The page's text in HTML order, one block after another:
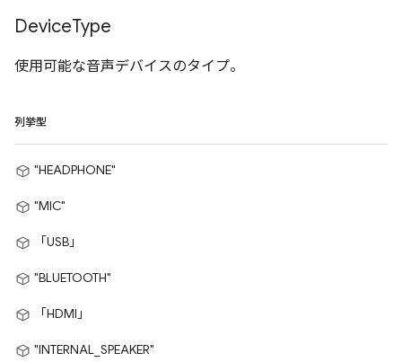
DeviceType
使用可能な音声デバイスのタイプ。
列挙型
"HEADPHONE"
"MIC"
「USB」
"BLUETOOTH"
「HDMI」
"INTERNAL_SPEAKER"